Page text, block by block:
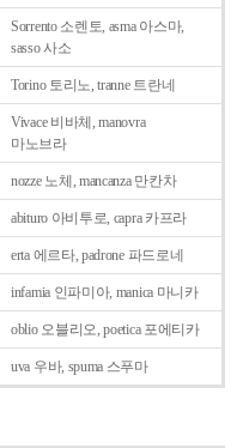
Sorrento 소렌토, asma 아스마,
sasso 사소
Torino 토리노, tranne 트란네
Vivace 비바체, manovra
마노브라
nozze 노체, mancanza 만칸차
abituro 아비투로, capra 카프라
erta 에르타, padrone 파드로네
infamia 인파미아, manica 마니카
oblio 오블리오, poetica 포에티카
uva 우바, spuma 스푸마